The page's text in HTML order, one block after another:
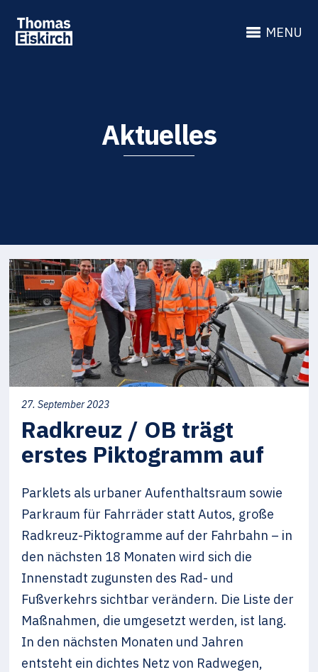
MENU
Aktuelles
27. September 2023
Radkreuz / OB trägt
erstes Piktogramm auf
Parklets als urbaner Aufenthaltsraum sowie
Parkraum für Fahrräder statt Autos, große
Radkreuz-Piktogramme auf der Fahrbahn – in
den nächsten 18 Monaten wird sich die
Innenstadt zugunsten des Rad- und
Fußverkehrs sichtbar verändern. Die Liste der
Maßnahmen, die umgesetzt werden, ist lang.
In den nächsten Monaten und Jahren
entsteht ein dichtes Netz von Radwegen,